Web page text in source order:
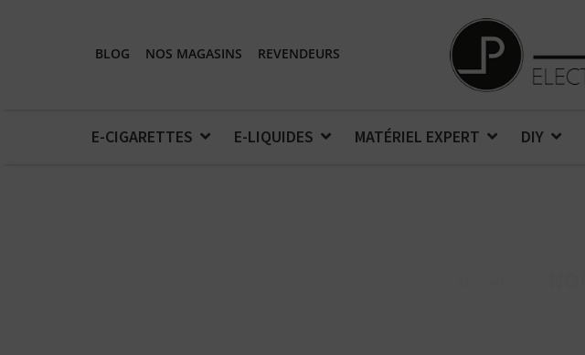
BLOG NOS MAGASINS REVENDEURS
E-CIGARETTES E-LIQUIDES MATÉRIEL EXPERT DIY